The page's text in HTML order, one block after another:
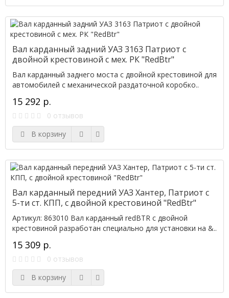
Вал карданный задний УАЗ 3163 Патриот с
двойной крестовиной с мех. РК "RedBtr"
Вал карданный заднего моста с двойной крестовиной для
автомобилей с механической раздаточной коробко..
15 292 р.
0 отзывов
В корзину
Вал карданный передний УАЗ Хантер, Патриот с
5-ти ст. КПП, с двойной крестовиной "RedBtr"
Артикул: 863010 Вал карданный redBTR с двойной
крестовиной разработан специально для установки на &..
15 309 р.
0 отзывов
В корзину